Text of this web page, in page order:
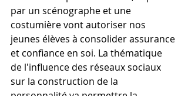
par un scénographe et une
costumière vont autoriser nos
jeunes élèves à consolider assurance
et confiance en soi. La thématique
de l'influence des réseaux sociaux
sur la construction de la